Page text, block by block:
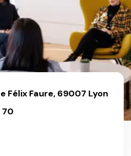
Félix Faure, 69007 Lyon
70